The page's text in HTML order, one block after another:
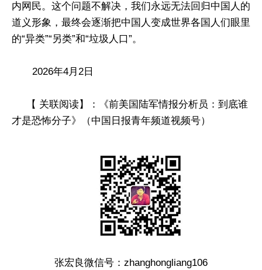
内网民。这个问题不解决，我们永远无法回归中国人的
道义形象，最终会逐渐把中国人变成世界各国人们眼里
的“异类”“另类”和“垃圾人口”。
2026年4月2日
【 关联阅读】：《前美国陆军情报分析员：到底谁
才是恐怖分子》（中国日报青年频道视频号）
张宏良微信号：zhanghongliang106